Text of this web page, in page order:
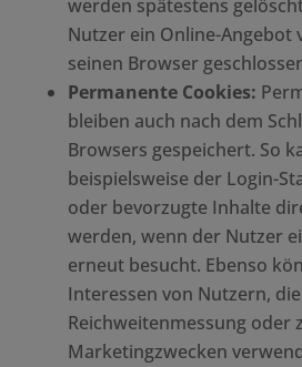
werden spätestens
Nutzer ein Online-Angebot
seinen Browser
Permanente Cookies:
bleiben auch nach dem
Browsers gespeichert. So
beispielsweise der Login-
oder bevorzugte Inhalte
werden, wenn der Nutzer
erneut besucht. Ebenso
Interessen von Nutzern,
Reichweitenmessung oder
Marketingzwecken